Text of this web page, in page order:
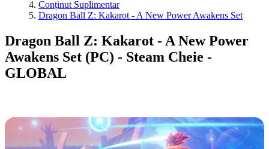
Conținut Suplimentar
Dragon Ball Z: Kakarot - A New Power Awakens Set
Dragon Ball Z: Kakarot - A New Power
Awakens Set (PC) - Steam Cheie -
GLOBAL